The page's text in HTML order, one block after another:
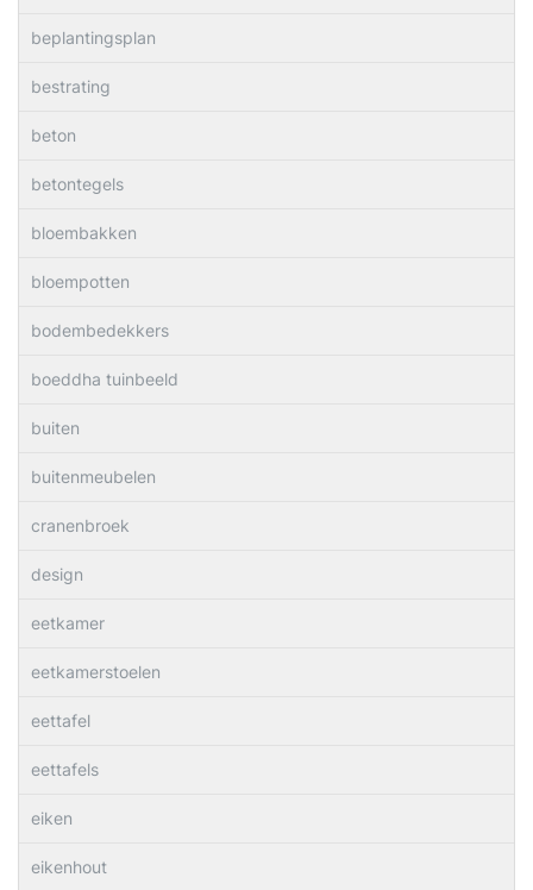
beplantingsplan
bestrating
beton
betontegels
bloembakken
bloempotten
bodembedekkers
boeddha tuinbeeld
buiten
buitenmeubelen
cranenbroek
design
eetkamer
eetkamerstoelen
eettafel
eettafels
eiken
eikenhout